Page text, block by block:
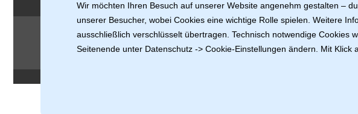
© 2004-2026
Wir möchten Ihren Besuch auf unserer Website angenehm gestalten –
unserer Besucher, wobei Cookies eine wichtige Rolle spielen. Weitere
ausschließlich verschlüsselt übertragen. Technisch notwendige Cookies
Seitenende unter Datenschutz -> Cookie-Einstellungen ändern. Mit